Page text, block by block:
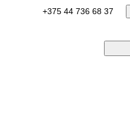
+375 44 736 68 37